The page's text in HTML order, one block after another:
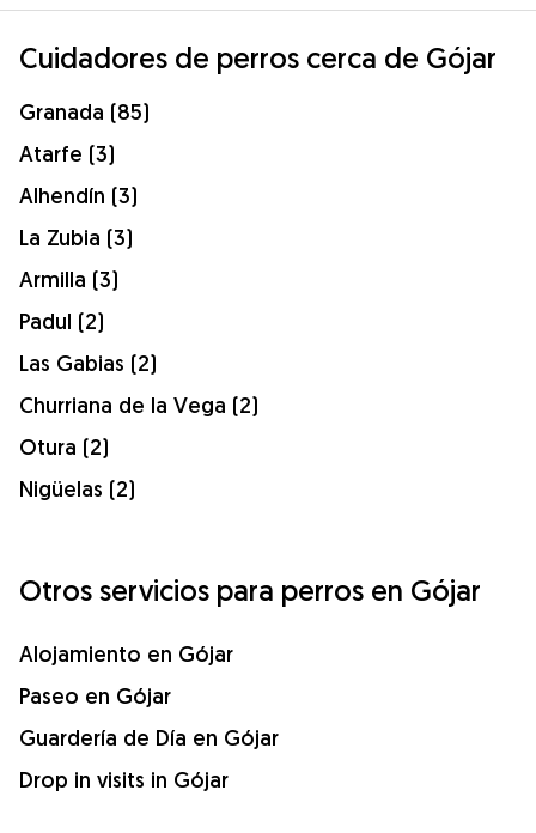
Cuidadores de perros cerca de Gójar
Granada (85)
Atarfe (3)
Alhendín (3)
La Zubia (3)
Armilla (3)
Padul (2)
Las Gabias (2)
Churriana de la Vega (2)
Otura (2)
Nigüelas (2)
Otros servicios para perros en Gójar
Alojamiento en Gójar
Paseo en Gójar
Guardería de Día en Gójar
Drop in visits in Gójar